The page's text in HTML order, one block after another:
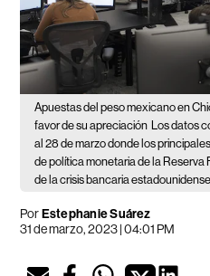
Apuestas del peso mexicano en
favor de su apreciación
Los datos
al 28 de marzo donde los
de política monetaria de la Reserva
de la crisis bancaria
PorEstephanie Suárez
31 de marzo, 2023 | 04:01 PM